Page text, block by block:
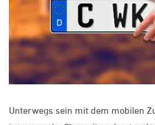
Unterwegs sein mit dem mobilen